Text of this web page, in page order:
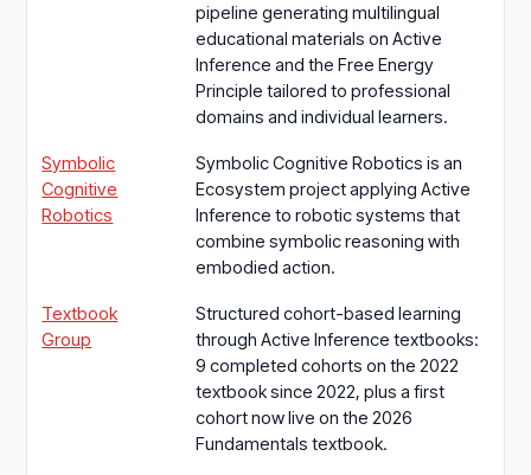
pipeline generating multilingual
educational materials on Active
Inference and the Free Energy
Principle tailored to professional
domains and individual learners.
Symbolic
Cognitive
Robotics
Symbolic Cognitive Robotics is an
Ecosystem project applying Active
Inference to robotic systems that
combine symbolic reasoning with
embodied action.
Textbook
Group
Structured cohort-based learning
through Active Inference textbooks:
9 completed cohorts on the 2022
textbook since 2022, plus a first
cohort now live on the 2026
Fundamentals textbook.